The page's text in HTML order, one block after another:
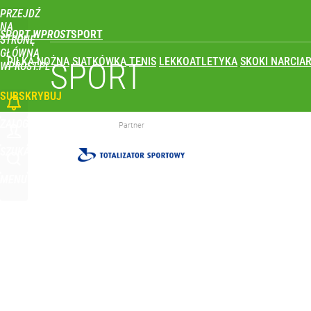
PRZEJDŹ
NA
STRONĘ
GŁÓWNĄ
WPROST.PL
SPORT WPROST
PIŁKA NOŻNA SIATKÓWKA TENIS LEKKOATLETYKA SKOKI
SUBSKRYBUJ
Wróbel: Wywiad z Woydyłło o Idze Świątek
Nikola Grbić w nowym „wcieleniu” w Polsce.
SPORT
Partner